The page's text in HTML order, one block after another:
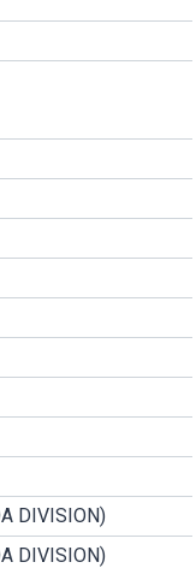
DIVISION)
DIVISION)